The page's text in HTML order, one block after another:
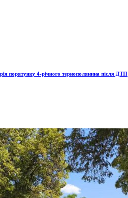
порятунку 4-річного тернополянина після ДТП